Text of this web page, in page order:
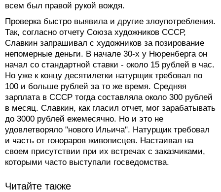
всем был правой рукой вождя.
Проверка быстро выявила и другие злоупотребления.
Так, согласно отчету Союза художников СССР,
Славкин запрашивал с художников за позирование
непомерные деньги. В начале 30-х у Нюренберга он
начал со стандартной ставки - около 15 рублей в час.
Но уже к концу десятилетки натурщик требовал по
100 и больше рублей за то же время. Средняя
зарплата в СССР тогда составляла около 300 рублей
в месяц. Славкин, как гласил отчет, мог зарабатывать
до 3000 рублей ежемесячно. Но и это не
удовлетворяло "нового Ильича". Натурщик требовал
и часть от гонораров живописцев. Настаивал на
своем присутствии при их встречах с заказчиками,
которыми часто выступали госведомства.
Читайте также